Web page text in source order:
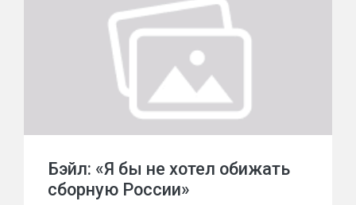
Бэйл: «Я бы не хотел обижать
сборную России»